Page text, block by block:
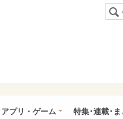
アプリ・ゲーム 特集･連載･ま